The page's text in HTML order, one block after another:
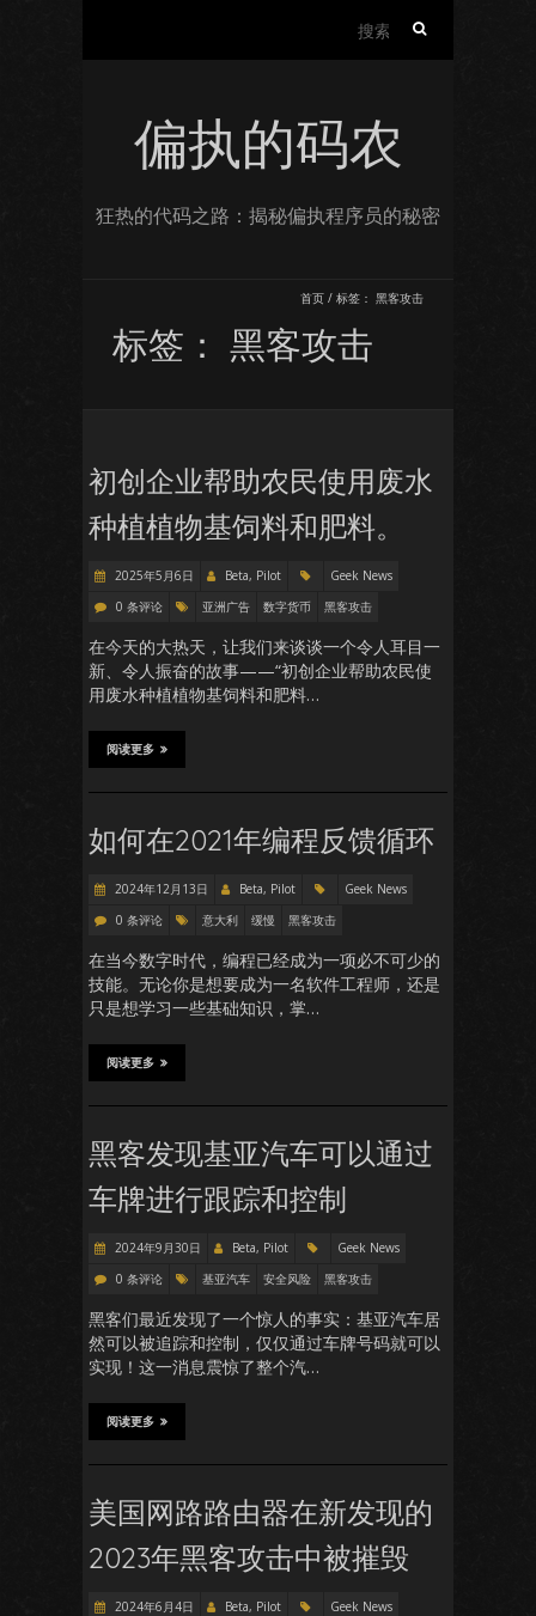
偏执的码农
狂热的代码之路：揭秘偏执程序员的秘密
首页 / 标签： 黑客攻击
标签： 黑客攻击
初创企业帮助农民使用废水
种植植物基饲料和肥料。
2025年5月6日 Beta, Pilot
Geek News
0 条评论
亚洲广告 数字货币 黑客攻击
在今天的大热天，让我们来谈谈一个令人耳目一
新、令人振奋的故事——“初创企业帮助农民使
用废水种植植物基饲料和肥料…
阅读更多
如何在2021年编程反馈循环
2024年12月13日 Beta, Pilot
Geek News
0 条评论
意大利 缓慢 黑客攻击
在当今数字时代，编程已经成为一项必不可少的
技能。无论你是想要成为一名软件工程师，还是
只是想学习一些基础知识，掌…
阅读更多
黑客发现基亚汽车可以通过
车牌进行跟踪和控制
2024年9月30日 Beta, Pilot
Geek News
0 条评论
基亚汽车 安全风险 黑客攻击
黑客们最近发现了一个惊人的事实：基亚汽车居
然可以被追踪和控制，仅仅通过车牌号码就可以
实现！这一消息震惊了整个汽…
阅读更多
美国网路路由器在新发现的
2023年黑客攻击中被摧毁
2024年6月4日 Beta, Pilot
Geek News